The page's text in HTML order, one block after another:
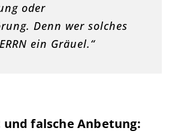
oder
Denn wer solches
ein Gräuel.“
falsche Anbetung: